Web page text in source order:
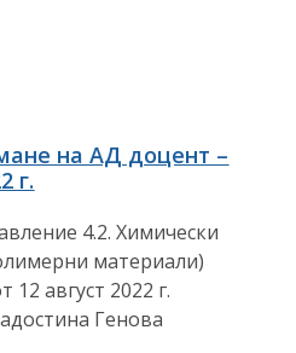
на АД доцент –
г.
4.2. Химически
материали)
август 2022 г.
Генова